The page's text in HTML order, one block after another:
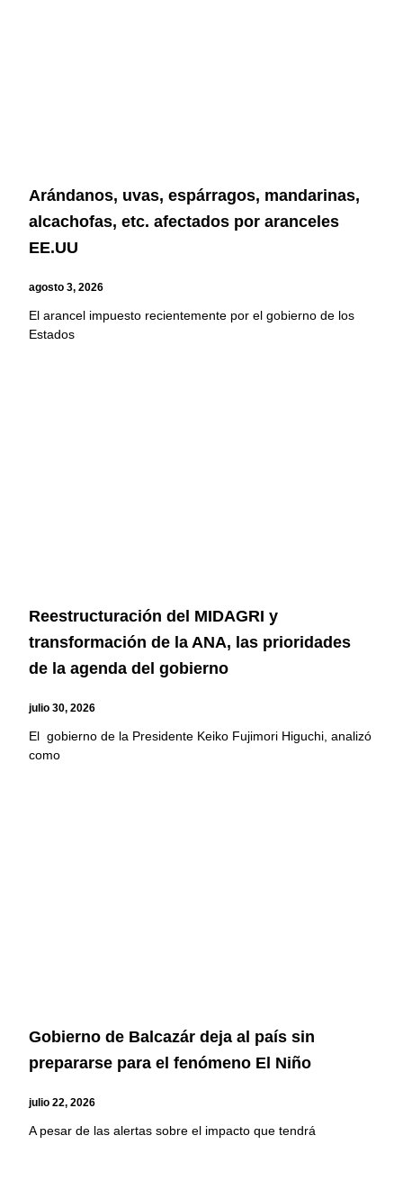
Arándanos, uvas, espárragos, mandarinas,
alcachofas, etc. afectados por aranceles
EE.UU
agosto 3, 2026
El arancel impuesto recientemente por el gobierno de los
Estados
Reestructuración del MIDAGRI y
transformación de la ANA, las prioridades
de la agenda del gobierno
julio 30, 2026
El gobierno de la Presidente Keiko Fujimori Higuchi, analizó
como
Gobierno de Balcazár deja al país sin
prepararse para el fenómeno El Niño
julio 22, 2026
A pesar de las alertas sobre el impacto que tendrá